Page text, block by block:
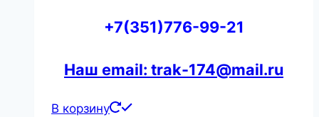
+7(351)776-99-21
Наш email: trak-174@mail.ru
В корзину